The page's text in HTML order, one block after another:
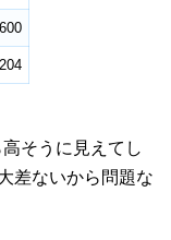
そうに見えてし
差ないから問題な